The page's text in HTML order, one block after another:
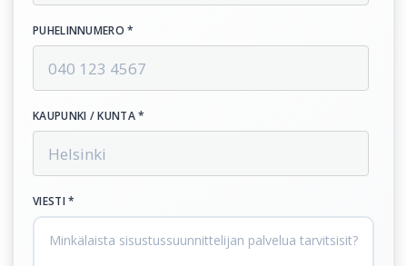
PUHELINNUMERO *
KAUPUNKI / KUNTA *
VIESTI *